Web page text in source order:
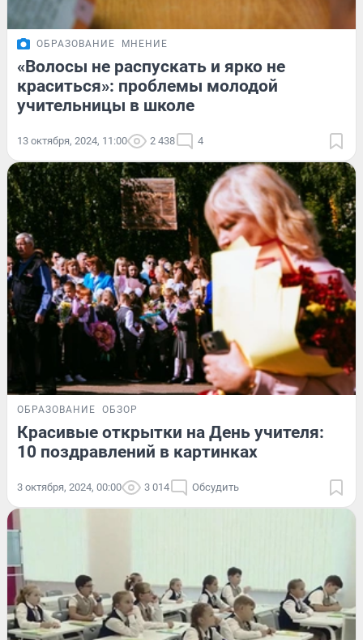
ОБРАЗОВАНИЕ МНЕНИЕ
«Волосы не распускать и ярко не
краситься»: проблемы молодой
учительницы в школе
13 октября, 2024, 11:00 2 438 4
ОБРАЗОВАНИЕ ОБЗОР
Красивые открытки на День учителя:
10 поздравлений в картинках
3 октября, 2024, 00:00 3 014 Обсудить